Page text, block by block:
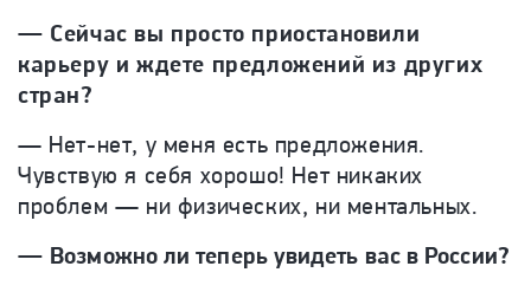
— Сейчас вы просто приостановили
карьеру и ждете предложений из других
стран?
— Нет-нет, у меня есть предложения.
Чувствую я себя хорошо! Нет никаких
проблем — ни физических, ни ментальных.
— Возможно ли теперь увидеть вас в России?